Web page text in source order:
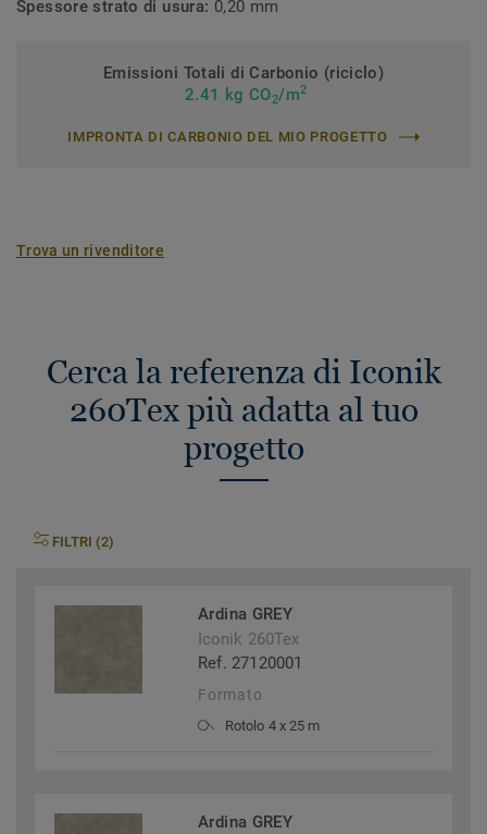
Spessore strato di usura: 0,20 mm
Emissioni Totali di Carbonio (riciclo)
2.41 kg CO2/m2
IMPRONTA DI CARBONIO DEL MIO PROGETTO
Trova un rivenditore
Cerca la referenza di Iconik
260Tex più adatta al tuo
progetto
FILTRI (2)
Ardina GREY
Iconik 260Tex
Ref. 27120001
Formato
Rotolo 4 x 25 m
Ardina GREY